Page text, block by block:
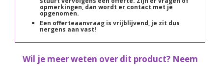
opmerkingen, dan wordt er contact met je
opgenomen.
Een offerteaanvraag is vrijblijvend, je zit dus
nergens aan vast!
Wil je meer weten over dit product? Neem